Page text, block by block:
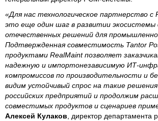
«Для нас технологическое партнерство
это еще один шаг в развитии
отечественных решений для
Подтвержденная совместимость Tantor
продуктами RealMaint позволяет
надежную и импортонезависимую ИТ-
компромиссов по производительности и
видим устойчивый спрос на такие
российских предприятий и продолжим
совместимых продуктов и сценариев
Алексей Кулаков , директор департамента